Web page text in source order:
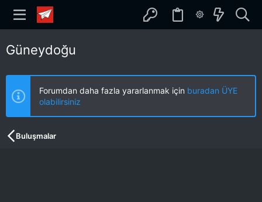
Güneydoğu
Forumdan daha fazla yararlanmak için buradan ÜYE
olabilirsiniz
Buluşmalar